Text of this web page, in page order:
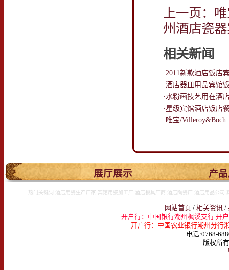
上一页：
州酒店瓷
相关新闻
·2011新款酒店饭店
·酒店器皿用品宾馆
·水粉画技艺用在酒
·星级宾馆酒店饭店
·唯宝/Villeroy&Boch
. 展厅展示 产
热门关键词:酒店用瓷生产厂家 宾馆用瓷加工厂 酒店餐具厂商 酒店陶瓷厂 酒店用品公
网站首页/ 相关资讯 /
开户行：中国银行潮州枫溪支行 开
开户行：中国农业银行潮州分行
电话:0768-
版权所